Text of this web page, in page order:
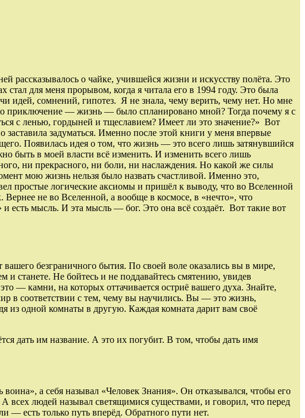
рассказывалось о чайке, учившейся жизни и искусству полёта. Это
для меня прорывом, когда я читала его в 1994 году. Это была
идей, сомнений, гипотез. Я не знала, чему верить, чему нет. Но мне
приключение — жизнь — было спланировано мной? Тогда почему я с
с ленью, гордыней и тщеславием? Имеет ли это значение?» Вот
задуматься. Именно после этой книги у меня впервые
Появилась идея о том, что жизнь — это всего лишь затянувшийся
быть в моей власти всё изменить. И изменить всего лишь
ни прекрасного, ни боли, ни наслаждения. Но какой же силы
мою жизнь нельзя было назвать счастливой. Именно это,
простые логические аксиомы и пришёл к выводу, что во Вселенной
Вернее не во Вселенной, а вообще в космосе, в «нечто», что
есть мысль. И эта мысль — бог. Это она всё создаёт. Вот такие вот
безграничного бытия. По своей воле оказались вы в мире,
и станете. Не бойтесь и не поддавайтесь смятению, увидев
— камни, на которых оттачивается остриё вашего духа. Знайте,
в соответствии с тем, чему вы научились. Вы — это жизнь,
из одной комнаты в другую. Каждая комната дарит вам своё
дать им название. А это их погубит. В том, чтобы дать имя
а себя называл «Человек Знания». Он отказывался, чтобы его
людей называл светящимися существами, и говорил, что перед
— есть только путь вперёд. Обратного пути нет.